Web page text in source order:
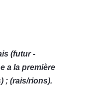
(futur -
a la première
; (rais/rions).